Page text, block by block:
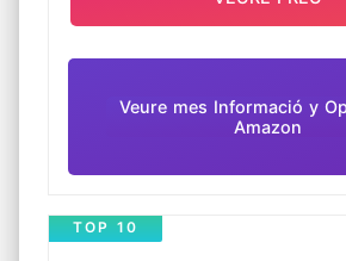
Veure mes Informació y
Amazon
TOP 10